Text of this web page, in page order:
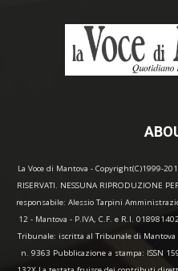
La Voce di Mantova - Copyright(C)1999-
RISERVATI. NESSUNA RIPRODUZIONE
responsabile: Alessio Tarpini
12 - Mantova - P.IVA, C.F. e R.I.
Tribunale: iscritta al Tribunale di
n. 9363 Pubblicazione a stampa: ISSN